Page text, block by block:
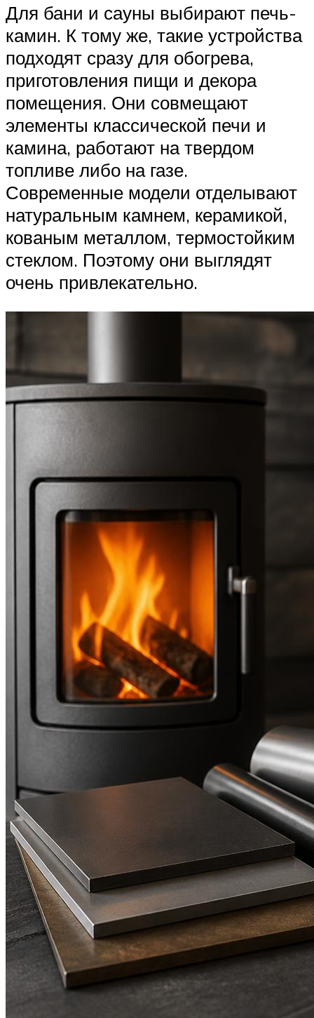
Для бани и сауны выбирают печь-
камин. К тому же, такие устройства
подходят сразу для обогрева,
приготовления пищи и декора
помещения. Они совмещают
элементы классической печи и
камина, работают на твердом
топливе либо на газе.
Современные модели отделывают
натуральным камнем, керамикой,
кованым металлом, термостойким
стеклом. Поэтому они выглядят
очень привлекательно.